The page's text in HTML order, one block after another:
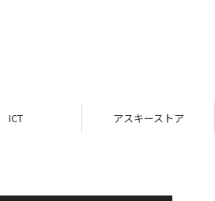
ICT アスキーストア